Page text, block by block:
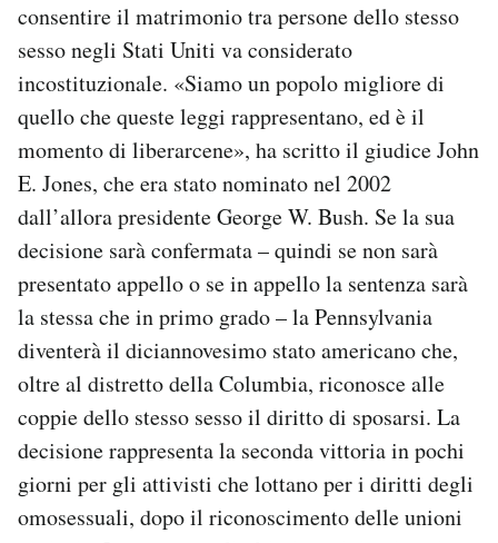
AREA PERSONALE
Notifiche mobile
Regala il Post
Hai bisogno di aiuto?
Esci
consentire il matrimonio tra persone dello stesso
sesso negli Stati Uniti va considerato
incostituzionale. «Siamo un popolo migliore di
quello che queste leggi rappresentano, ed è il
momento di liberarcene», ha scritto il giudice John
E. Jones, che era stato nominato nel 2002
dall’allora presidente George W. Bush. Se la sua
decisione sarà confermata – quindi se non sarà
presentato appello o se in appello la sentenza sarà
la stessa che in primo grado – la Pennsylvania
diventerà il diciannovesimo stato americano che,
oltre al distretto della Columbia, riconosce alle
coppie dello stesso sesso il diritto di sposarsi. La
decisione rappresenta la seconda vittoria in pochi
giorni per gli attivisti che lottano per i diritti degli
omosessuali, dopo il riconoscimento delle unioni